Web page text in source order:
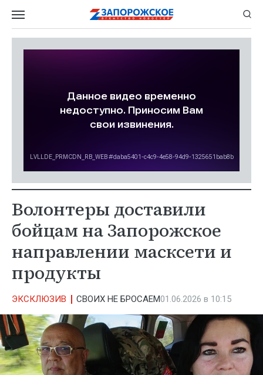
Волонтеры доставили
бойцам на Запорожское
направлении масксети и
продукты
ЭКСКЛЮЗИВ СВОИХ НЕ БРОСАЕМ01.06.2026 в 10:15